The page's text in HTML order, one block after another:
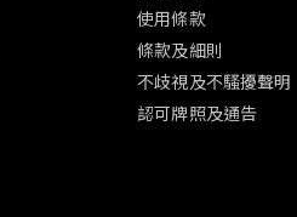
使用條款
條款及細則
不歧視及不騷擾聲明
認可牌照及通告